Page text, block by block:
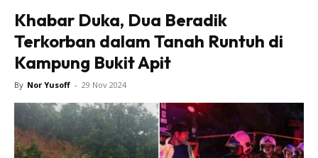
Khabar Duka, Dua Beradik
Terkorban dalam Tanah Runtuh di
Kampung Bukit Apit
By Nor Yusoff - 29 Nov 2024